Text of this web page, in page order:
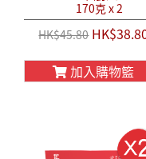
170克 x 2
HK$45.80
加入購物籃